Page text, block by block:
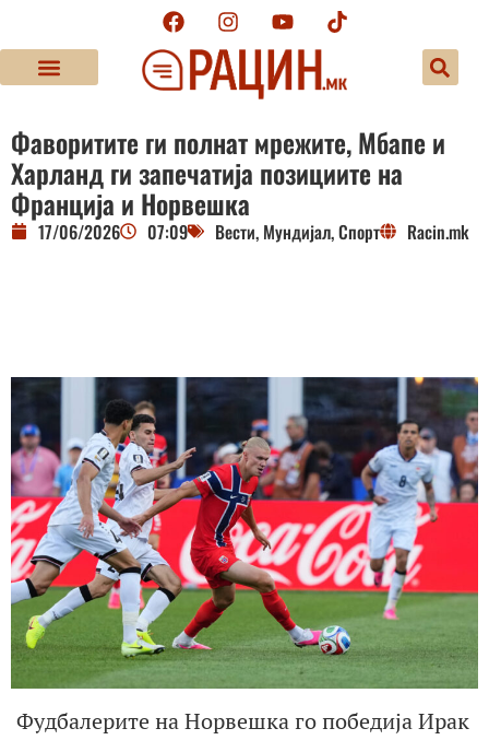
Фаворитите ги полнат мрежите, Мбапе и
Харланд ги запечатија позициите на
Франција и Норвешка
17/06/2026 07:09 Вести, Мундијал,Спорт Racin.mk
Фудбалерите на Норвешка го победија Ирак